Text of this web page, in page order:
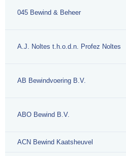
045 Bewind & Beheer
A.J. Noltes t.h.o.d.n. Profez Noltes
AB Bewindvoering B.V.
ABO Bewind B.V.
ACN Bewind Kaatsheuvel